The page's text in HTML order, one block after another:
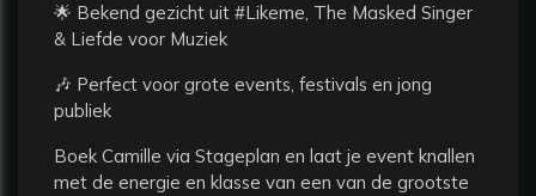
🌟 Bekend gezicht uit #Likeme, The Masked Singer
& Liefde voor Muziek
🎶 Perfect voor grote events, festivals en jong
publiek
Boek Camille via Stageplan en laat je event knallen
met de energie en klasse van een van de grootste